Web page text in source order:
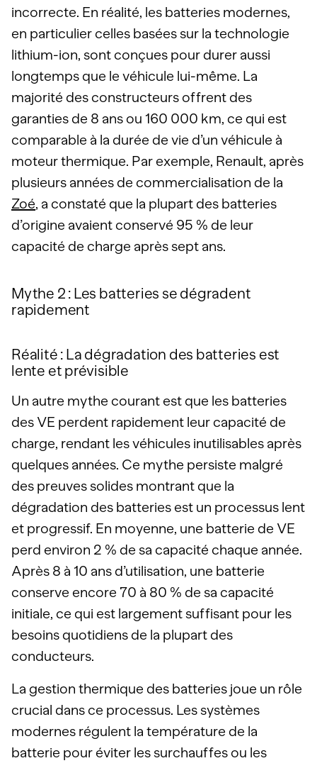
incorrecte. En réalité, les batteries modernes,
en particulier celles basées sur la technologie
lithium-ion, sont conçues pour durer aussi
longtemps que le véhicule lui-même. La
majorité des constructeurs offrent des
garanties de 8 ans ou 160 000 km, ce qui est
comparable à la durée de vie d’un véhicule à
moteur thermique. Par exemple, Renault, après
plusieurs années de commercialisation de la
Zoé, a constaté que la plupart des batteries
d’origine avaient conservé 95 % de leur
capacité de charge après sept ans.
Mythe 2 : Les batteries se dégradent
rapidement
Réalité : La dégradation des batteries est
lente et prévisible
Un autre mythe courant est que les batteries
des VE perdent rapidement leur capacité de
charge, rendant les véhicules inutilisables après
quelques années. Ce mythe persiste malgré
des preuves solides montrant que la
dégradation des batteries est un processus lent
et progressif. En moyenne, une batterie de VE
perd environ 2 % de sa capacité chaque année.
Après 8 à 10 ans d’utilisation, une batterie
conserve encore 70 à 80 % de sa capacité
initiale, ce qui est largement suffisant pour les
besoins quotidiens de la plupart des
conducteurs.
La gestion thermique des batteries joue un rôle
crucial dans ce processus. Les systèmes
modernes régulent la température de la
batterie pour éviter les surchauffes ou les